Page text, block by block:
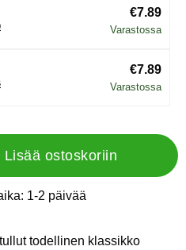
€7.89
Varastossa
€7.89
Varastossa
Lisää ostoskoriin
1-2 päivää
todellinen klassikko